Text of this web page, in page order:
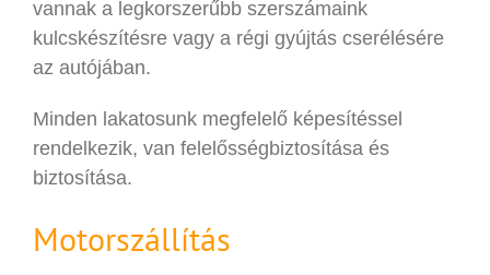
vannak a legkorszerűbb szerszámaink
kulcskészítésre vagy a régi gyújtás cserélésére
az autójában.
Minden lakatosunk megfelelő képesítéssel
rendelkezik, van felelősségbiztosítása és
biztosítása.
Motorszállítás